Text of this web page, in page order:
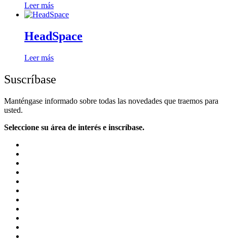
Leer más
HeadSpace
Leer más
Suscríbase
Manténgase informado sobre todas las novedades que traemos para
usted.
Seleccione su área de interés e inscríbase.